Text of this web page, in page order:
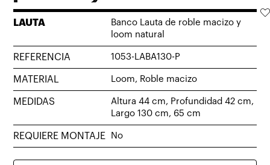
LAUTA
Banco Lauta de roble macizo y
loom natural
REFERENCIA 1053-LABA130-P
MATERIAL Loom, Roble macizo
MEDIDAS
Altura 44 cm, Profundidad 42 cm,
Largo 130 cm, 65 cm
REQUIERE MONTAJE No